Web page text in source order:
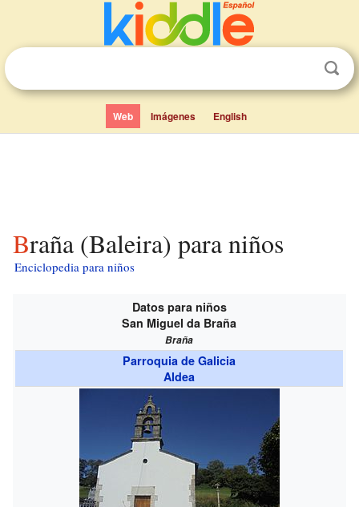
Web Imágenes English
Braña (Baleira) para niños
Enciclopedia para niños
Datos para niños
San Miguel da Braña
Braña
Parroquia de Galicia
Aldea